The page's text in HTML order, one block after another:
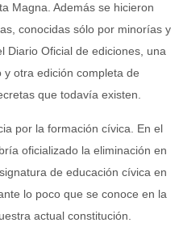
Magna. Además se hicieron
conocidas sólo por minorías y
Diario Oficial de ediciones, una
otra edición completa de
que todavía existen.
por la formación cívica. En el
oficializado la eliminación en
de educación cívica en
lo poco que se conoce en la
actual constitución.